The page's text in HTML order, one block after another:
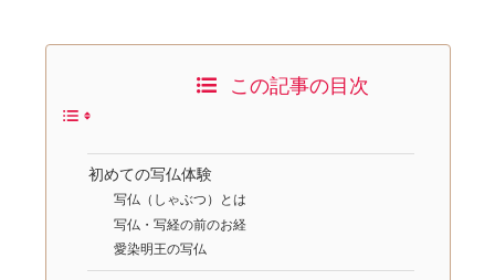
この記事の目次
初めての写仏体験
写仏（しゃぶつ）とは
写仏・写経の前のお経
愛染明王の写仏